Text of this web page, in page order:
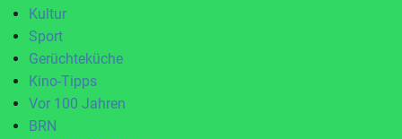
Kultur
Sport
Gerüchteküche
Kino-Tipps
Vor 100 Jahren
BRN